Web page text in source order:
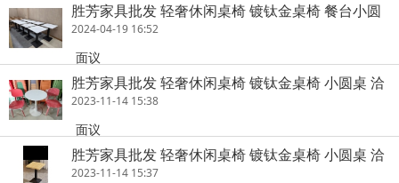
胜芳家具批发 轻奢休闲桌椅 镀钛金桌椅 餐台小圆
桌 布艺洽谈桌 接待桌 北欧桌 休闲桌 简约家具 时
2024-04-19 16:52
面议
胜芳家具批发 轻奢休闲桌椅 镀钛金桌椅 小圆桌 洽
谈桌 接待桌 北欧桌 休闲桌 简约家具 时尚家具 咖
2023-11-14 15:38
面议
胜芳家具批发 轻奢休闲桌椅 镀钛金桌椅 小圆桌 洽
谈桌 接待桌 北欧桌 休闲桌 简约家具 时尚家具 咖
2023-11-14 15:37